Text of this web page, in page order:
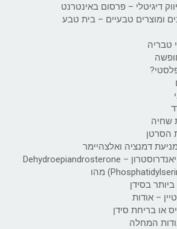
דיגיטלי – פרסום באינטרנט
ומוצרים טבעיים – בית טבע
טבריה
שחיה
הסרטן
דמנציה ואלצהיימר
– אודות
או בריחת סידן
המחלה